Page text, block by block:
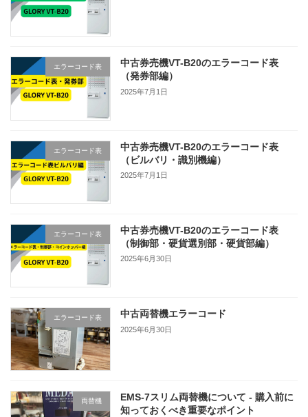
エラーコード表
中古券売機VT-B20のエラーコード表
（発券部編）
2025年7月1日
エラーコード表
中古券売機VT-B20のエラーコード表
（ビルバリ・識別機編）
2025年7月1日
エラーコード表
中古券売機VT-B20のエラーコード表
（制御部・硬貨選別部・硬貨部編）
2025年6月30日
エラーコード表 中古両替機エラーコード
2025年6月30日
両替機
EMS-7スリム両替機について - 購入前に
知っておくべき重要なポイント